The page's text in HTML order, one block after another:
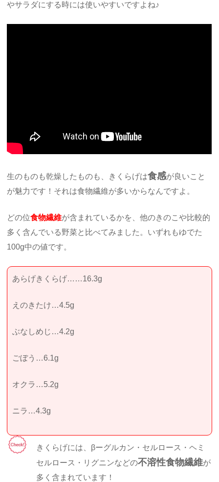
やサラダにする時には使いやすいですよね♪
生のものも乾燥したものも、きくらげは食感が良いこと
が魅力です！それは食物繊維が多いからなんですよ。
どの位食物繊維が含まれているかを、他のきのこや比較的
多く含んでいる野菜と比べてみました。いずれもゆでた
100g中の値です。
あらげきくらげ……16.3g
えのきたけ…4.5g
ぶなしめじ…4.2g
ごぼう…6.1g
オクラ…5.2g
ニラ…4.3g
きくらげには、βーグルカン・セルロース・ヘミ
セルロース・リグニンなどの不溶性食物繊維が
多く含まれています！